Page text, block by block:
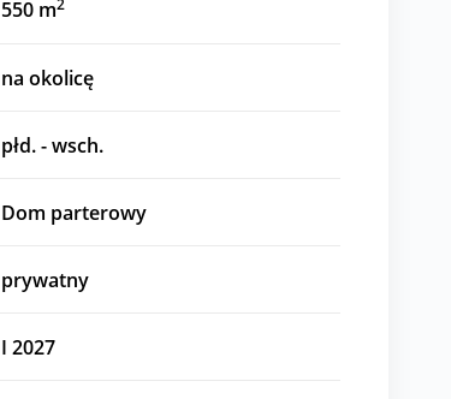
550 m2
na okolicę
płd. - wsch.
Dom parterowy
prywatny
I 2027